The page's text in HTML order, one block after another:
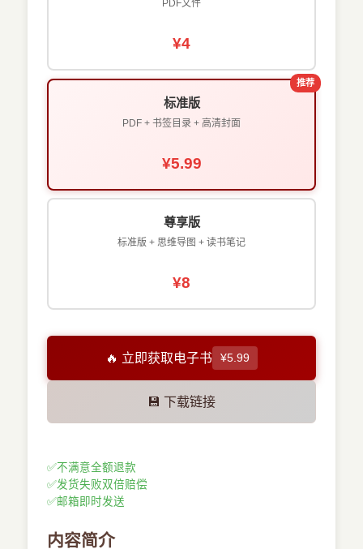
PDF文件
¥4
推荐
标准版
PDF + 书签目录 + 高清封面
¥5.99
尊享版
标准版 + 思维导图 + 读书笔记
¥8
🔥 立即获取电子书 ¥5.99
💾 下载链接
✅不满意全额退款
✅发货失败双倍赔偿
✅邮箱即时发送
内容简介